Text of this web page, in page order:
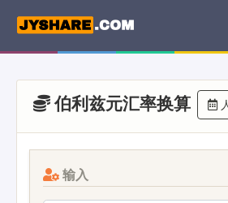
伯利兹元汇率换算
输入